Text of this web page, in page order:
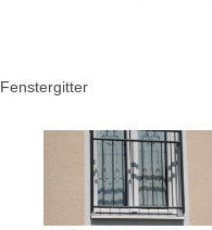
Fenstergitter